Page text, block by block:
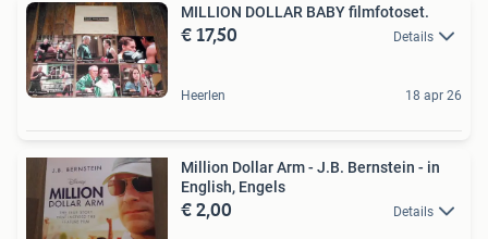
MILLION DOLLAR BABY filmfotoset.
€ 17,50 Details
Heerlen 18 apr 26
Million Dollar Arm - J.B. Bernstein - in
English, Engels
€ 2,00 Details